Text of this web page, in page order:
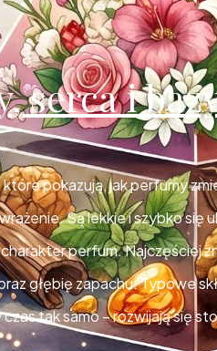
serca i
pokazują, jak perfumy
Są lekkie i szybko
perfum. Najczęściej
głębię zapachu. Typowe
tak samo – rozwijają się